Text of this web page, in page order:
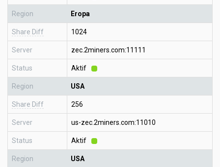
Region Eropa
Share Diff 1024
Server zec.2miners.com:11111
Status Aktif
Region USA
Share Diff 256
Server us-zec.2miners.com:11010
Status Aktif
Region USA